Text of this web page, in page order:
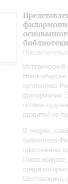
коллектива
филармонии.
особое
развитие не
В очерке,
библиотеки
прослежены
среди
Шостаковича,